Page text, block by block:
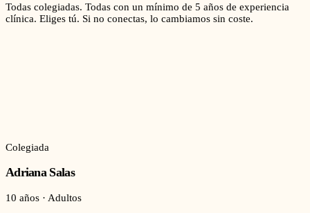
Todas colegiadas. Todas con un mínimo de 5 años de experiencia
clínica. Eliges tú. Si no conectas, lo cambiamos sin coste.
Colegiada
Adriana Salas
10 años · Adultos